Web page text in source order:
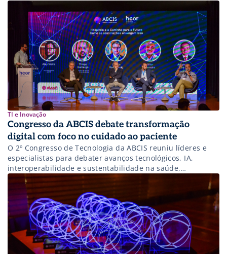
TI e Inovação
Congresso da ABCIS debate transformação
digital com foco no cuidado ao paciente
O 2º Congresso de Tecnologia da ABCIS reuniu líderes e
especialistas para debater avanços tecnológicos, IA,
interoperabilidade e sustentabilidade na saúde,
destacando tendências e desafios até 2025.